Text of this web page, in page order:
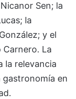
Sen; la
la
y el
Carnero. La
la relevancia
gastronomía en